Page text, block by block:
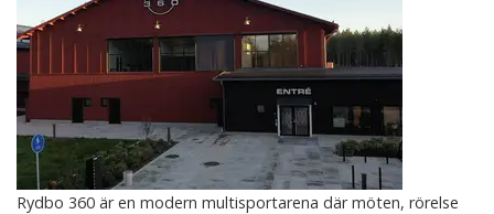
Rydbo 360 är en modern multisportarena där möten, rörelse